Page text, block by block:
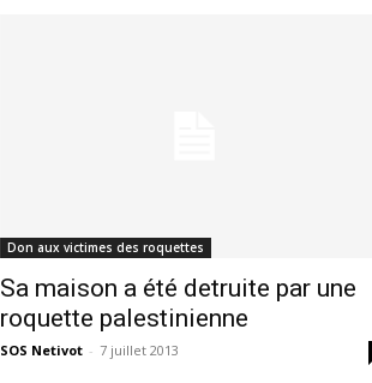
Don aux victimes des roquettes
Sa maison a été detruite par une
roquette palestinienne
SOS Netivot - 7 juillet 2013